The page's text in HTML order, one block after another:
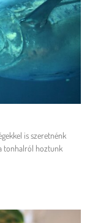
is szeretnénk
tonhalról hoztunk